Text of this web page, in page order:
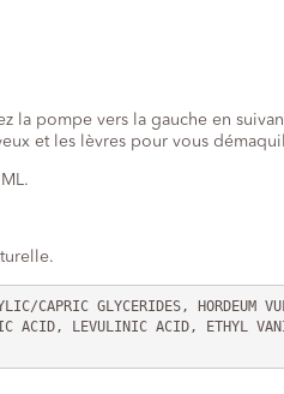
la pompe vers la gauche en
et les lèvres pour vous
CAPRIC GLYCERIDES, HORDEUM
ACID, LEVULINIC ACID, ETHYL